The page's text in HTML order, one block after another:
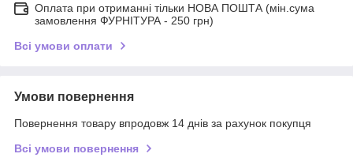
Оплата при отриманні тільки НОВА ПОШТА (мін.сума
замовлення ФУРНІТУРА - 250 грн)
Всі умови оплати
Умови повернення
Повернення товару впродовж 14 днів за рахунок покупця
Всі умови повернення